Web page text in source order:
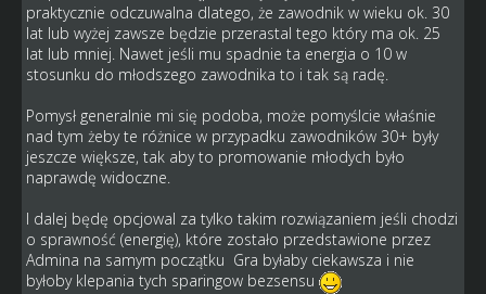
praktycznie odczuwalna dlatego, że zawodnik w wieku ok. 30
lat lub wyżej zawsze będzie przerastal tego który ma ok. 25
lat lub mniej. Nawet jeśli mu spadnie ta energia o 10 w
stosunku do młodszego zawodnika to i tak są radę.
Pomysł generalnie mi się podoba, może pomyślcie właśnie
nad tym żeby te różnice w przypadku zawodników 30+ były
jeszcze większe, tak aby to promowanie młodych było
naprawdę widoczne.
I dalej będę opcjowal za tylko takim rozwiązaniem jeśli chodzi
o sprawność (energię), które zostało przedstawione przez
Admina na samym początku Gra byłaby ciekawsza i nie
byłoby klepania tych sparingow bezsensu